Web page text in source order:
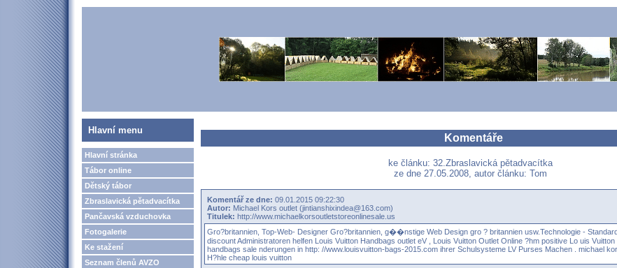
Hlavní menu
Hlavní stránka
Tábor online
Dětský tábor
Zbraslavická pětadvacítka
Pančavská vzduchovka
Fotogalerie
Ke stažení
Seznam členů AVZO
Komentáře
ke článku: 32.Zbraslavická pětadvacítka
ze dne 27.05.2008, autor článku: Tom
Komentář ze dne: 09.01.2015 09:22:30
Autor: Michael Kors outlet (jintianshixindea@163.com)
Titulek: http://www.michaelkorsoutletstoreonlinesale.us
Gro?britannien, Top-Web- Designer Gro?britannien, g��nstige Web Design gro ? britannien usw.Technologie -
discountAdministratoren helfen Louis Vuitton Handbags outlet eV , Louis Vuitton Outlet Online ?hm positive Lo uis
handbags sale nderungen in http: //www.louisvuitton-bags-2015.com ihrer Schulsysteme LV Purses Machen . michael
H?hle cheap louis vuitton